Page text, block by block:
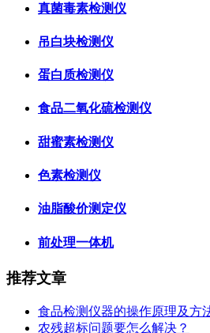
真菌毒素检测仪
吊白块检测仪
蛋白质检测仪
食品二氧化硫检测仪
甜蜜素检测仪
色素检测仪
油脂酸价测定仪
前处理一体机
推荐文章
食品检测仪器的操作原理及方
农残超标问题要怎么解决？